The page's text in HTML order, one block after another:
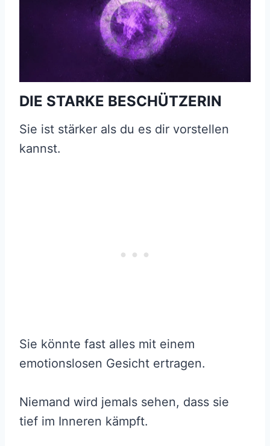
DIE STARKE BESCHÜTZERIN
Sie ist stärker als du es dir vorstellen
kannst.
Sie könnte fast alles mit einem
emotionslosen Gesicht ertragen.
Niemand wird jemals sehen, dass sie
tief im Inneren kämpft.